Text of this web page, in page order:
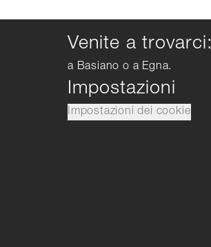
Venite a trovarci:
a Basiano o a Egna.
Impostazioni
Impostazioni dei cookie